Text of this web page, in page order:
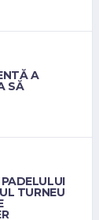
A
SĂ
TURNEU